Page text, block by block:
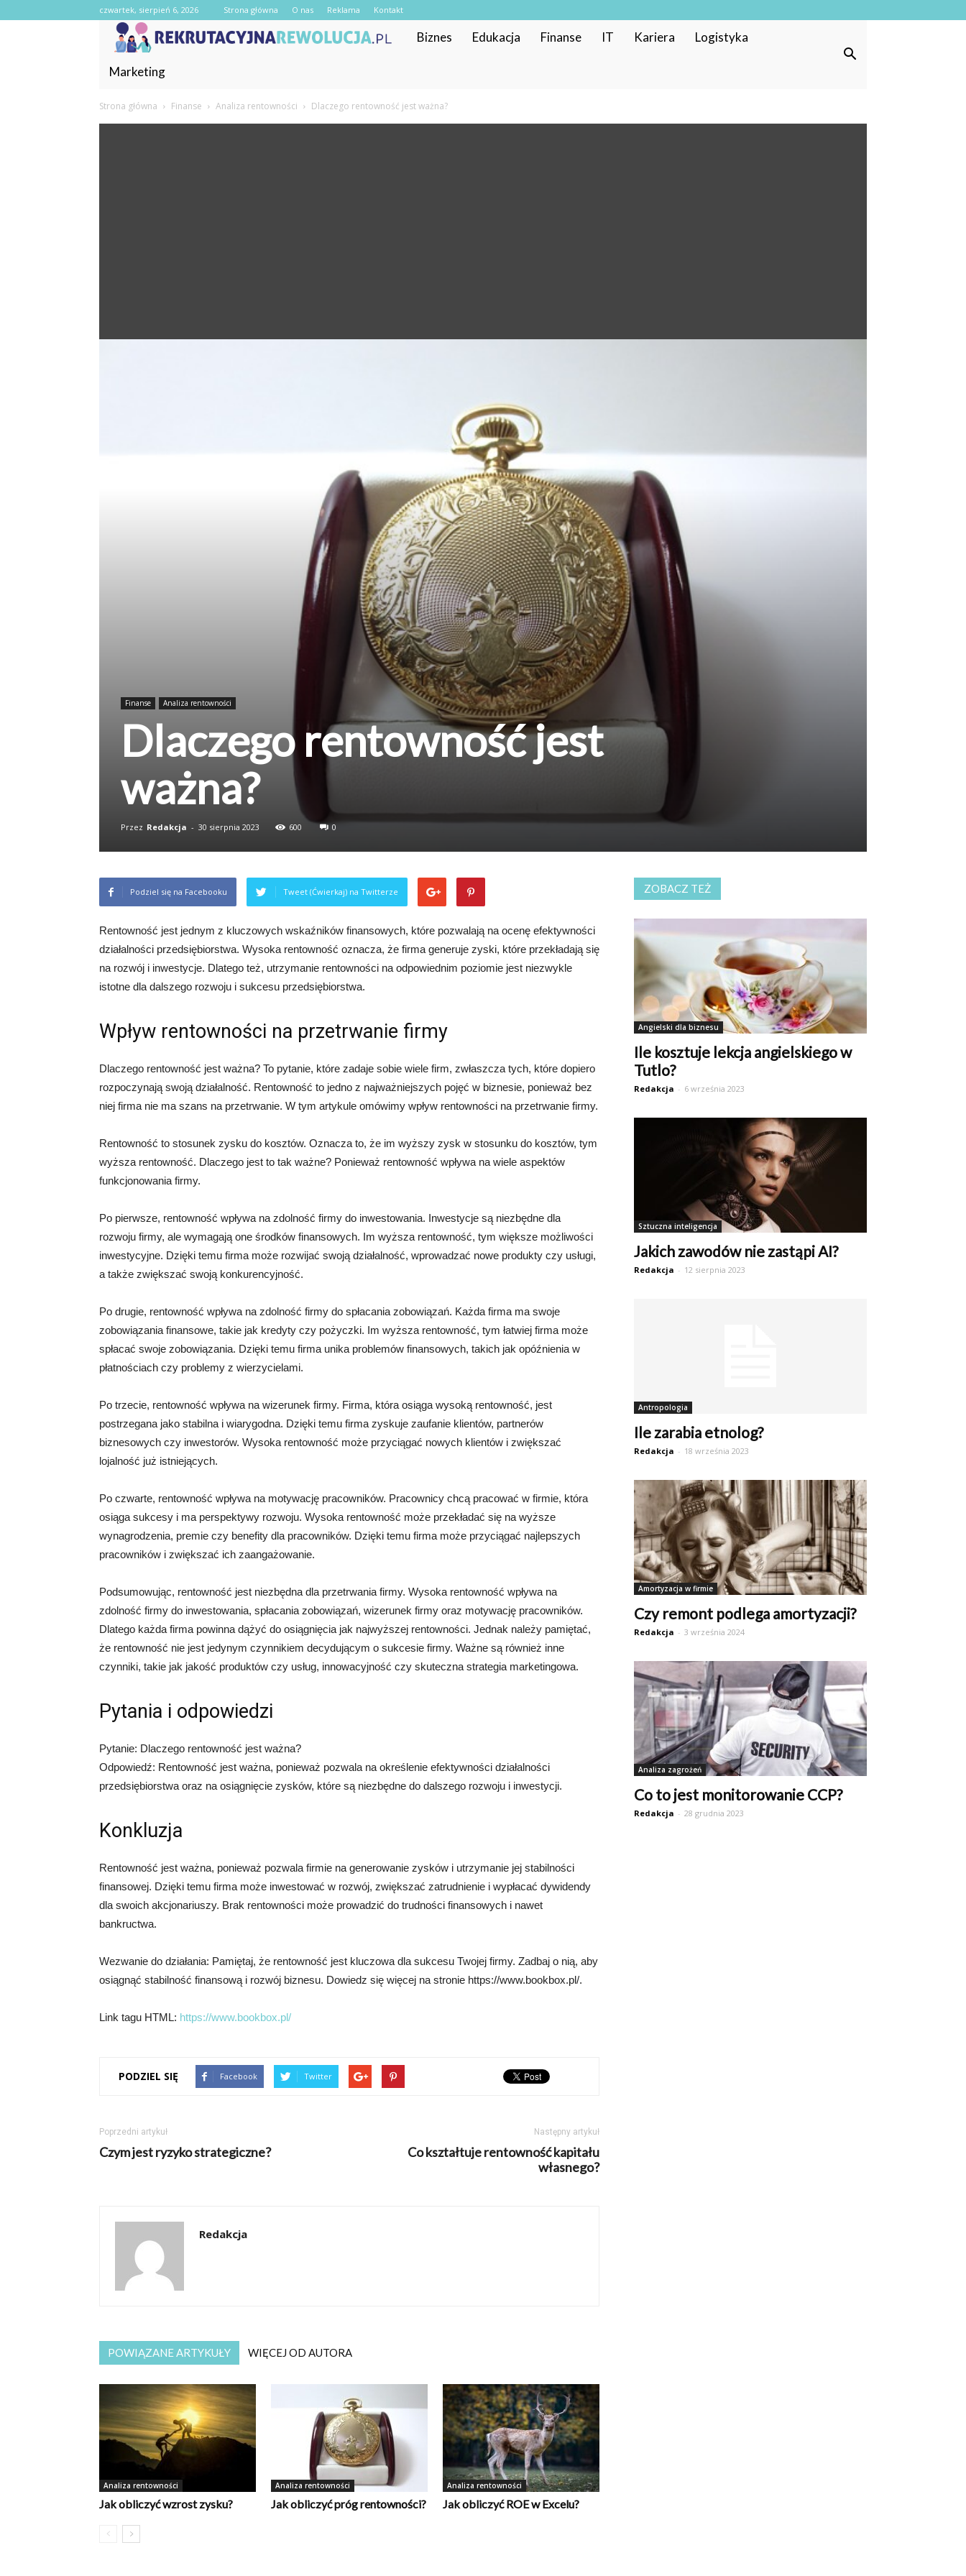
czwartek, sierpień 6, 2026 Strona główna O nas Reklama Kontakt
RekrutacyjnaRewolucja.pl
Biznes Edukacja Finanse IT Kariera Logistyka
Marketing
Strona główna Finanse Analiza rentowności Dlaczego rentowność jest ważna?
Finanse Analiza rentowności
Dlaczego rentowność jest
ważna?
Przez Redakcja - 30 sierpnia 2023 600 0
Podziel się na Facebooku Tweet (Ćwierkaj) na Twitterze
Rentowność jest jednym z kluczowych wskaźników finansowych, które pozwalają na ocenę efektywności
działalności przedsiębiorstwa. Wysoka rentowność oznacza, że firma generuje zyski, które przekładają się
na rozwój i inwestycje. Dlatego też, utrzymanie rentowności na odpowiednim poziomie jest niezwykle
istotne dla dalszego rozwoju i sukcesu przedsiębiorstwa.
Wpływ rentowności na przetrwanie firmy
Dlaczego rentowność jest ważna? To pytanie, które zadaje sobie wiele firm, zwłaszcza tych, które dopiero
rozpoczynają swoją działalność. Rentowność to jedno z najważniejszych pojęć w biznesie, ponieważ bez
niej firma nie ma szans na przetrwanie. W tym artykule omówimy wpływ rentowności na przetrwanie firmy.
Rentowność to stosunek zysku do kosztów. Oznacza to, że im wyższy zysk w stosunku do kosztów, tym
wyższa rentowność. Dlaczego jest to tak ważne? Ponieważ rentowność wpływa na wiele aspektów
funkcjonowania firmy.
Po pierwsze, rentowność wpływa na zdolność firmy do inwestowania. Inwestycje są niezbędne dla
rozwoju firmy, ale wymagają one środków finansowych. Im wyższa rentowność, tym większe możliwości
inwestycyjne. Dzięki temu firma może rozwijać swoją działalność, wprowadzać nowe produkty czy usługi,
a także zwiększać swoją konkurencyjność.
Po drugie, rentowność wpływa na zdolność firmy do spłacania zobowiązań. Każda firma ma swoje
zobowiązania finansowe, takie jak kredyty czy pożyczki. Im wyższa rentowność, tym łatwiej firma może
spłacać swoje zobowiązania. Dzięki temu firma unika problemów finansowych, takich jak opóźnienia w
płatnościach czy problemy z wierzycielami.
Po trzecie, rentowność wpływa na wizerunek firmy. Firma, która osiąga wysoką rentowność, jest
postrzegana jako stabilna i wiarygodna. Dzięki temu firma zyskuje zaufanie klientów, partnerów
biznesowych czy inwestorów. Wysoka rentowność może przyciągać nowych klientów i zwiększać
lojalność już istniejących.
Po czwarte, rentowność wpływa na motywację pracowników. Pracownicy chcą pracować w firmie, która
osiąga sukcesy i ma perspektywy rozwoju. Wysoka rentowność może przekładać się na wyższe
wynagrodzenia, premie czy benefity dla pracowników. Dzięki temu firma może przyciągać najlepszych
pracowników i zwiększać ich zaangażowanie.
Podsumowując, rentowność jest niezbędna dla przetrwania firmy. Wysoka rentowność wpływa na
zdolność firmy do inwestowania, spłacania zobowiązań, wizerunek firmy oraz motywację pracowników.
Dlatego każda firma powinna dążyć do osiągnięcia jak najwyższej rentowności. Jednak należy pamiętać,
że rentowność nie jest jedynym czynnikiem decydującym o sukcesie firmy. Ważne są również inne
czynniki, takie jak jakość produktów czy usług, innowacyjność czy skuteczna strategia marketingowa.
Pytania i odpowiedzi
Pytanie: Dlaczego rentowność jest ważna?
Odpowiedź: Rentowność jest ważna, ponieważ pozwala na określenie efektywności działalności
przedsiębiorstwa oraz na osiągnięcie zysków, które są niezbędne do dalszego rozwoju i inwestycji.
Konkluzja
Rentowność jest ważna, ponieważ pozwala firmie na generowanie zysków i utrzymanie jej stabilności
finansowej. Dzięki temu firma może inwestować w rozwój, zwiększać zatrudnienie i wypłacać dywidendy
dla swoich akcjonariuszy. Brak rentowności może prowadzić do trudności finansowych i nawet
bankructwa.
Wezwanie do działania: Pamiętaj, że rentowność jest kluczowa dla sukcesu Twojej firmy. Zadbaj o nią, aby
osiągnąć stabilność finansową i rozwój biznesu. Dowiedz się więcej na stronie https://www.bookbox.pl/.
Link tagu HTML: https://www.bookbox.pl/
PODZIEL SIĘ Facebook Twitter
Poprzedni artykuł
Czym jest ryzyko strategiczne?
Następny artykuł
Co kształtuje rentowność kapitału
własnego?
Redakcja
POWIĄZANE ARTYKUŁY WIĘCEJ OD AUTORA
Analiza rentowności
Jak obliczyć wzrost zysku?
Analiza rentowności
Jak obliczyć próg rentowności?
Analiza rentowności
Jak obliczyć ROE w Excelu?
ZOBACZ TEŻ
Angielski dla biznesu
Ile kosztuje lekcja angielskiego w
Tutlo?
Redakcja - 6 września 2023
Sztuczna inteligencja
Jakich zawodów nie zastąpi AI?
Redakcja - 12 sierpnia 2023
Antropologia
Ile zarabia etnolog?
Redakcja - 18 września 2023
Amortyzacja w firmie
Czy remont podlega amortyzacji?
Redakcja - 3 września 2024
Analiza zagrożeń
Co to jest monitorowanie CCP?
Redakcja - 28 grudnia 2023